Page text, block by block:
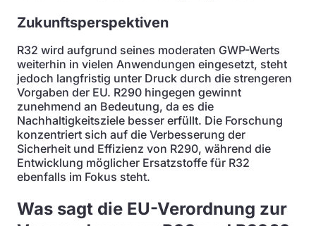
Zukunftsperspektiven
R32 wird aufgrund seines moderaten GWP-Werts
weiterhin in vielen Anwendungen eingesetzt, steht
jedoch langfristig unter Druck durch die strengeren
Vorgaben der EU. R290 hingegen gewinnt
zunehmend an Bedeutung, da es die
Nachhaltigkeitsziele besser erfüllt. Die Forschung
konzentriert sich auf die Verbesserung der
Sicherheit und Effizienz von R290, während die
Entwicklung möglicher Ersatzstoffe für R32
ebenfalls im Fokus steht.
Was sagt die EU-Verordnung zur